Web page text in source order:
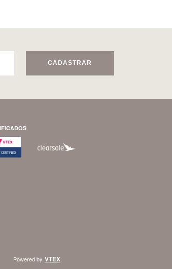
CADASTRAR
Powered by VTEX